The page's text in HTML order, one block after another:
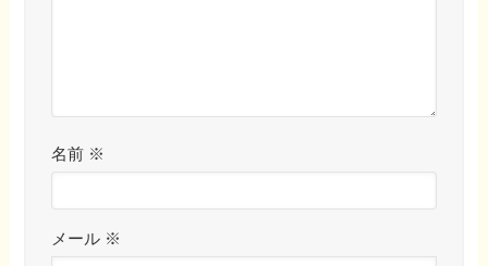
名前 ※
メール ※